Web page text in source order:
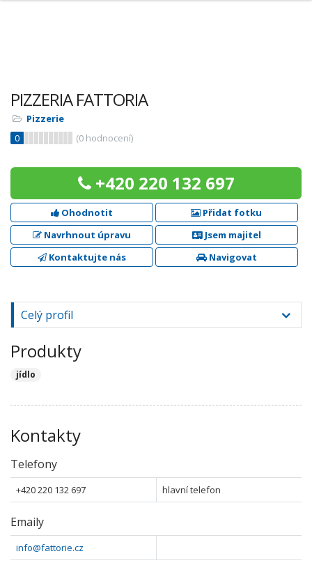
PIZZERIA FATTORIA
Pizzerie
0
(0 hodnocení)
+420 220 132 697
Ohodnotit
Přidat fotku
Navrhnout úpravu
Jsem majitel
Kontaktujte nás
Navigovat
Celý profil
Produkty
jídlo
Kontakty
Telefony
+420 220 132 697 hlavní telefon
Emaily
info@fattorie.cz